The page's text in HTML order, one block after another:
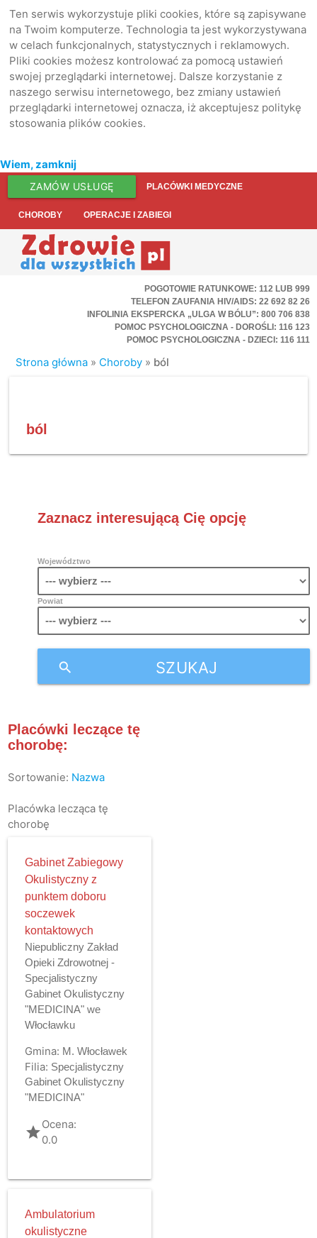
Ten serwis wykorzystuje pliki cookies, które są zapisywane
na Twoim komputerze. Technologia ta jest wykorzystywana
w celach funkcjonalnych, statystycznych i reklamowych.
Pliki cookies możesz kontrolować za pomocą ustawień
swojej przeglądarki internetowej. Dalsze korzystanie z
naszego serwisu internetowego, bez zmiany ustawień
przeglądarki internetowej oznacza, iż akceptujesz politykę
stosowania plików cookies.
Wiem, zamknij
ZAMÓW USŁUGĘ PLACÓWKI MEDYCZNE
CHOROBY OPERACJE I ZABIEGI
POGOTOWIE RATUNKOWE: 112 LUB 999
TELEFON ZAUFANIA HIV/AIDS: 22 692 82 26
INFOLINIA EKSPERCKA „ULGA W BÓLU”: 800 706 838
POMOC PSYCHOLOGICZNA - DOROŚLI: 116 123
POMOC PSYCHOLOGICZNA - DZIECI: 116 111
Strona główna » Choroby » ból
ból
Zaznacz interesującą Cię opcję
Województwo
Powiat
SZUKAJ
search
Placówki leczące tę
chorobę:
Sortowanie: Nazwa
Placówka lecząca tę
chorobę
Gabinet Zabiegowy
Okulistyczny z
punktem doboru
soczewek
kontaktowych
Niepubliczny Zakład
Opieki Zdrowotnej -
Specjalistyczny
Gabinet Okulistyczny
"MEDICINA" we
Włocławku
Gmina: M. Włocławek
Filia: Specjalistyczny
Gabinet Okulistyczny
"MEDICINA"
gradeOcena:
0.0
Ambulatorium
okulistyczne